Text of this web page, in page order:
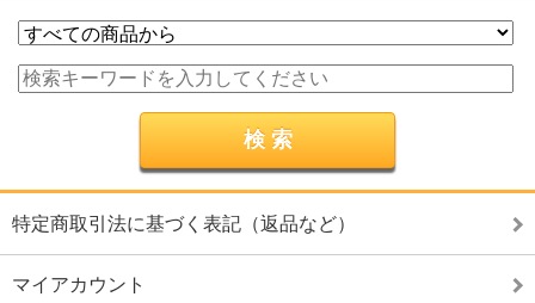
特定商取引法に基づく表記（返品など）
マイアカウント